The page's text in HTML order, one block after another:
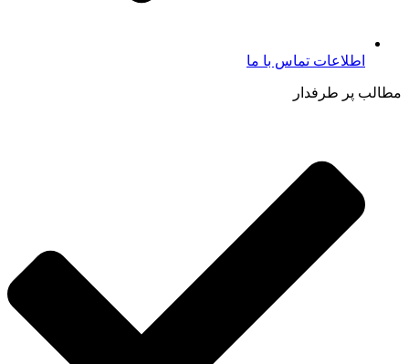
اطلاعات تماس با ما​
مطالب پر طرفدار